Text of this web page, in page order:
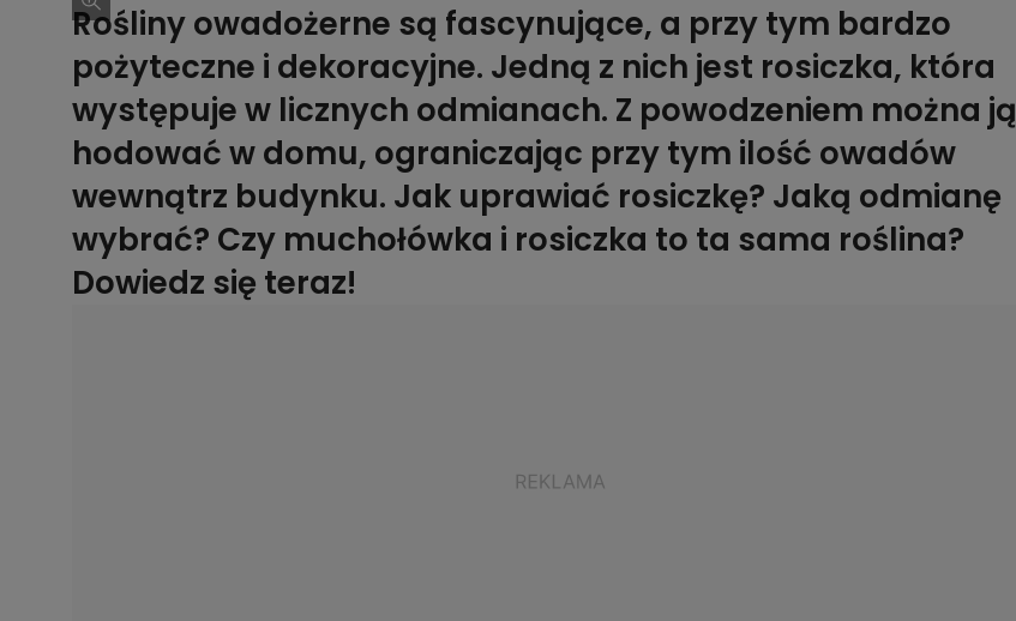
Rośliny owadożerne są fascynujące, a przy tym bardzo
pożyteczne i dekoracyjne. Jedną z nich jest rosiczka, która
występuje w licznych odmianach. Z powodzeniem można ją
hodować w domu, ograniczając przy tym ilość owadów
wewnątrz budynku. Jak uprawiać rosiczkę? Jaką odmianę
wybrać? Czy muchołówka i rosiczka to ta sama roślina?
Dowiedz się teraz!